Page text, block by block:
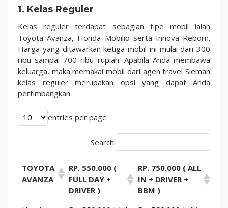
1. Kelas Reguler
Kelas reguler terdapat sebagian tipe mobil ialah
Toyota Avanza, Honda Mobilio serta Innova Reborn.
Harga yang ditawarkan ketiga mobil ini mulai dari 300
ribu sampai 700 ribu rupiah. Apabila Anda membawa
keluarga, maka memakai mobil dari agen travel Sleman
kelas reguler merupakan opsi yang dapat Anda
pertimbangkan.
entries per page
Search:
TOYOTA
AVANZA
RP. 550.000 (
FULL DAY +
DRIVER )
RP. 750.000 ( ALL
IN + DRIVER +
BBM )